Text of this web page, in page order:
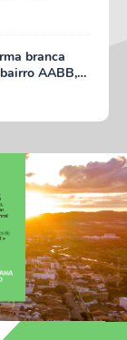
velório da
branca
AABB,